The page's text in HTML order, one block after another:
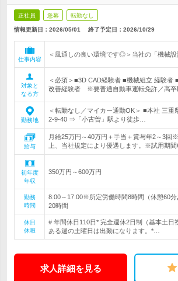
正社員 急募 転勤なし
情報更新日：2026/05/01 終了予定日： 2026/10/29
仕事内容
＜風通しの良い環境です◎＞当社の「機械
対象と
なる方
＜必須＞■3D CAD経験者 ■機械組立 経験者
改善経験者 ※要普通自動車運転免許／高卒
勤務地
＜転勤なし／マイカー通勤OK＞ ■本社 三重
2-9-40 ⇒「小古曽」駅より徒歩…
給与
月給25万円～40万円＋手当＋賞与年2～3回
上、当社規定により優遇します。※試用期
初年度
年収
350万円～600万円
勤務
時間
8:00～17:00※所定労働時間8時間（休憩60
20時間
休日
休暇
# 年間休日110日* 完全週休2日制（基本土
ある週の土曜日は出勤になります。*…
求人詳細を見る